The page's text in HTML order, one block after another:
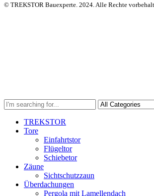
© TREKSTOR Bauexperte. 2024. Alle Rechte
TREKSTOR
Tore
Einfahrtstor
Flügeltor
Schiebetor
Zäune
Sichtschutzzaun
Überdachungen
Pergola mit Lamellendach